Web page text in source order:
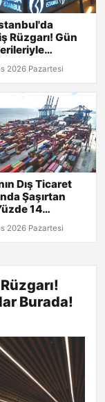
Rüzgarı! Gün
2026 Pazartesi
Dış Ticaret
Şaşırtan
14
2026 Pazartesi
Burada!